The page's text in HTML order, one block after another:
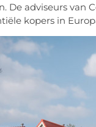
De adviseurs van
kopers in